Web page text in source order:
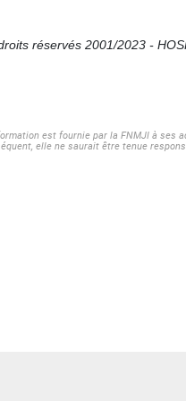
réservés 2001/2023 -
est fournie par la FNMJI à ses
elle ne saurait être tenue